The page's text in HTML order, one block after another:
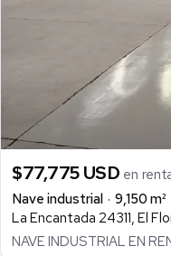
$77,775 USD en
Nave industrial
9,150 m²
La Encantada 24311, El
NAVE INDUSTRIAL EN